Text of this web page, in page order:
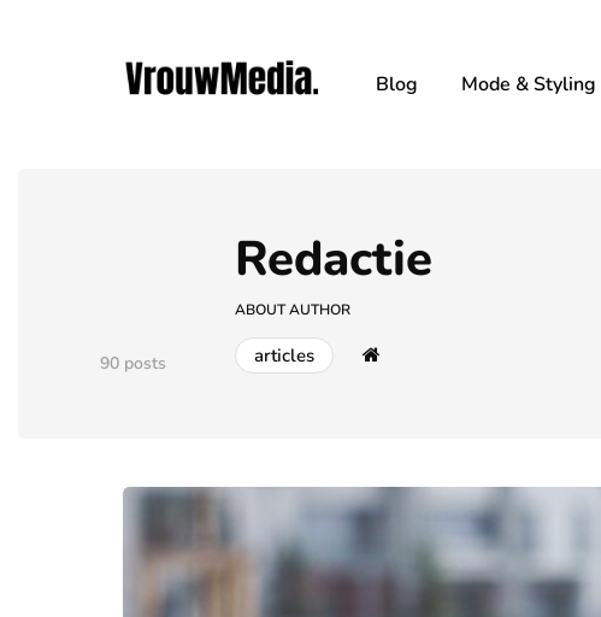
Blog Mode & Styling
90 posts
Redactie
ABOUT AUTHOR
articles